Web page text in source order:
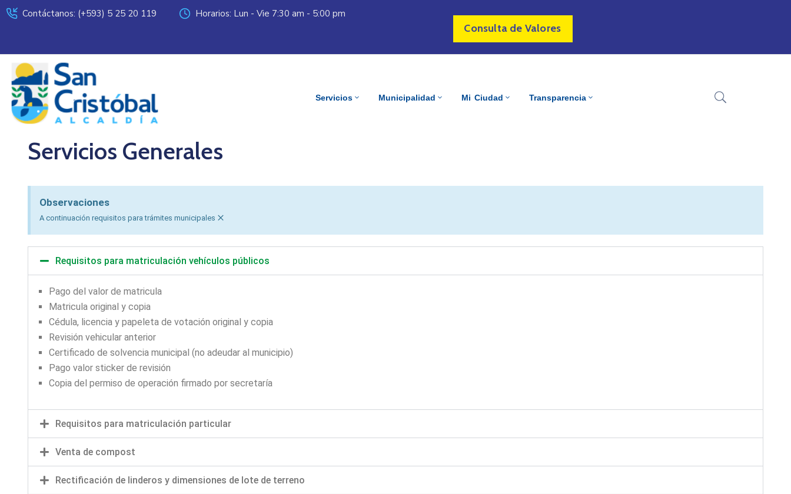
Contáctanos: (+593) 5 25 20 119 Horarios: Lun - Vie 7:30 am - 5:00 pm
Consulta de Valores
Servicios Municipalidad Mi Ciudad Transparencia
Servicios Generales
Observaciones
A continuación requisitos para trámites municipales ×
Requisitos para matriculación vehículos públicos
Pago del valor de matricula
Matricula original y copia
Cédula, licencia y papeleta de votación original y copia
Revisión vehicular anterior
Certificado de solvencia municipal (no adeudar al municipio)
Pago valor sticker de revisión
Copia del permiso de operación firmado por secretaría
Requisitos para matriculación particular
Venta de compost
Rectificación de linderos y dimensiones de lote de terreno